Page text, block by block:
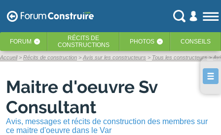
FORUM ‹ RÉCITS DE
CONSTRUCTIONS
PHOTOS ‹ CONSEILS
Accueil Récits de construction Avis sur les constructeurs Tous les constructeurs
Maitre d'oeuvre Sv
Consultant
Avis, messages et récits de construction des membres sur
ce maitre d'oeuvre dans le Var